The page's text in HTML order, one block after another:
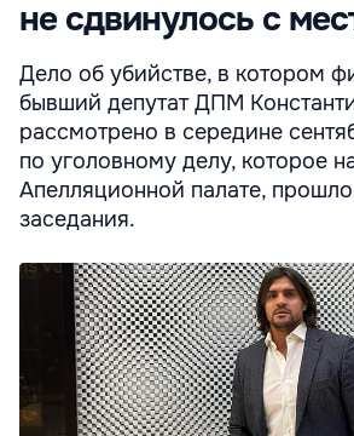
не сдвинулось с
Дело об убийстве, в котором
бывший депутат ДПМ
рассмотрено в середине
по уголовному делу, которое
Апелляционной палате,
заседания.